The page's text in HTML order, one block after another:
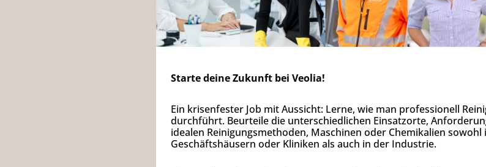
Starte deine Zukunft bei Veolia!
Ein krisenfester Job mit Aussicht: Lerne, wie man professionell
durchführt. Beurteile die unterschiedlichen Einsatzorte,
idealen Reinigungsmethoden, Maschinen oder Chemikalien sowohl
Geschäftshäusern oder Kliniken als auch in der Industrie.